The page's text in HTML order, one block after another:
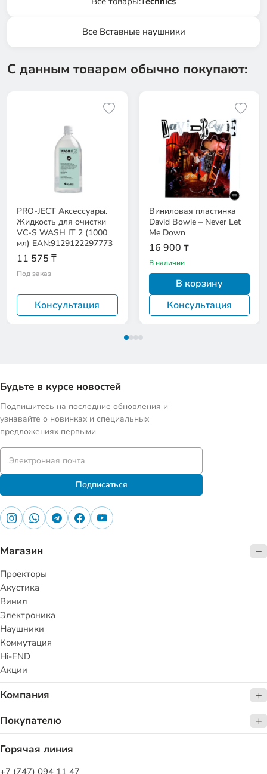
Все Вставные наушники
С данным товаром обычно покупают:
PRO-JECT Аксессуары.
Жидкость для очистки
VC-S WASH IT 2 (1000
мл) EAN:9129122297773
11 575 ₸
Под заказ
Консультация
Виниловая пластинка
David Bowie – Never Let
Me Down
16 900 ₸
В наличии
В корзину
Консультация
Будьте в курсе новостей
Подпишитесь на последние обновления и
узнавайте о новинках и специальных
предложениях первыми
Подписаться
Магазин
Проекторы
Акустика
Винил
Электроника
Наушники
Коммутация
Hi-END
Акции
Компания
Покупателю
Горячая линия